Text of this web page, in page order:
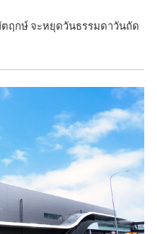
ฤกษ์ จะหยุดวันธรรมดาวันถัด